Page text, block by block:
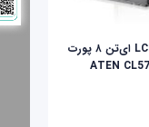
سوئيچ LCD KVM ای‌تن ۸ پورت